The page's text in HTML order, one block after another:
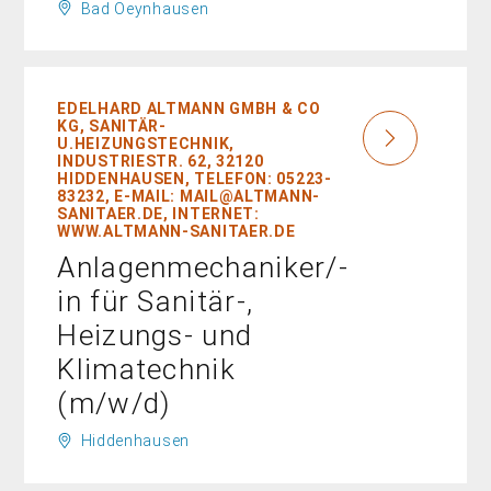
Bad Oeynhausen
EDELHARD ALTMANN GMBH & CO
KG, SANITÄR-
U.HEIZUNGSTECHNIK,
INDUSTRIESTR. 62, 32120
HIDDENHAUSEN, TELEFON: 05223-
83232, E-MAIL: MAIL@ALTMANN-
SANITAER.DE, INTERNET:
WWW.ALTMANN-SANITAER.DE
Anlagenmechaniker/-
in für Sanitär-,
Heizungs- und
Klimatechnik
(m/w/d)
Hiddenhausen